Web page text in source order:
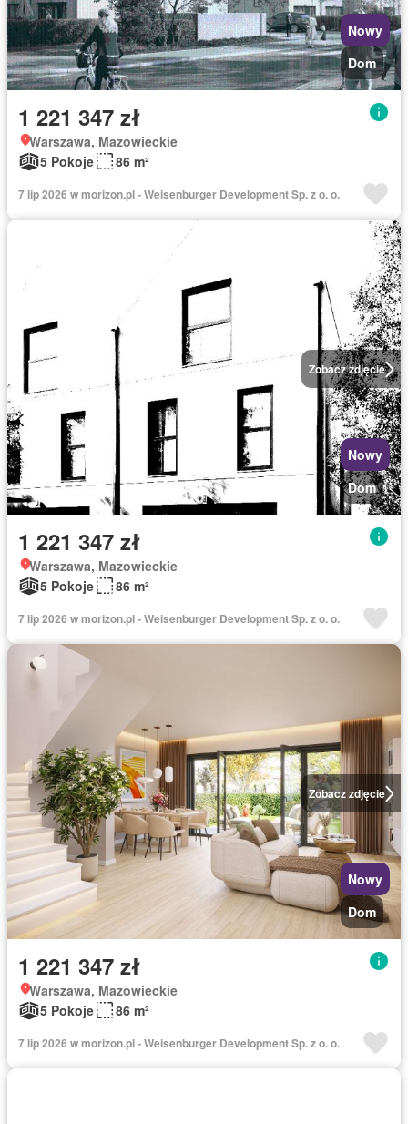
Nowy
Dom
1 221 347 zł
Warszawa, Mazowieckie
5 Pokoje
86 m²
7 lip 2026 w morizon.pl - Weisenburger Development Sp. z o. o.
Zobacz zdjęcie
Nowy
Dom
1 221 347 zł
Warszawa, Mazowieckie
5 Pokoje
86 m²
7 lip 2026 w morizon.pl - Weisenburger Development Sp. z o. o.
Zobacz zdjęcie
Nowy
Dom
1 221 347 zł
Warszawa, Mazowieckie
5 Pokoje
86 m²
7 lip 2026 w morizon.pl - Weisenburger Development Sp. z o. o.